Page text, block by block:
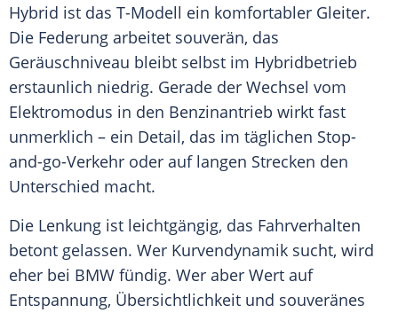
Hybrid ist das T-Modell ein komfortabler Gleiter.
Die Federung arbeitet souverän, das
Geräuschniveau bleibt selbst im Hybridbetrieb
erstaunlich niedrig. Gerade der Wechsel vom
Elektromodus in den Benzinantrieb wirkt fast
unmerklich – ein Detail, das im täglichen Stop-
and-go-Verkehr oder auf langen Strecken den
Unterschied macht.
Die Lenkung ist leichtgängig, das Fahrverhalten
betont gelassen. Wer Kurvendynamik sucht, wird
eher bei BMW fündig. Wer aber Wert auf
Entspannung, Übersichtlichkeit und souveränes